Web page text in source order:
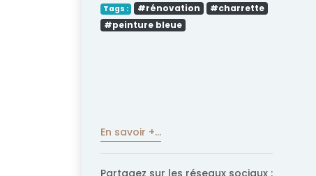
Tags : #rénovation
#charrette
#peinture bleue
En savoir +...
Partagez sur les réseaux sociaux :